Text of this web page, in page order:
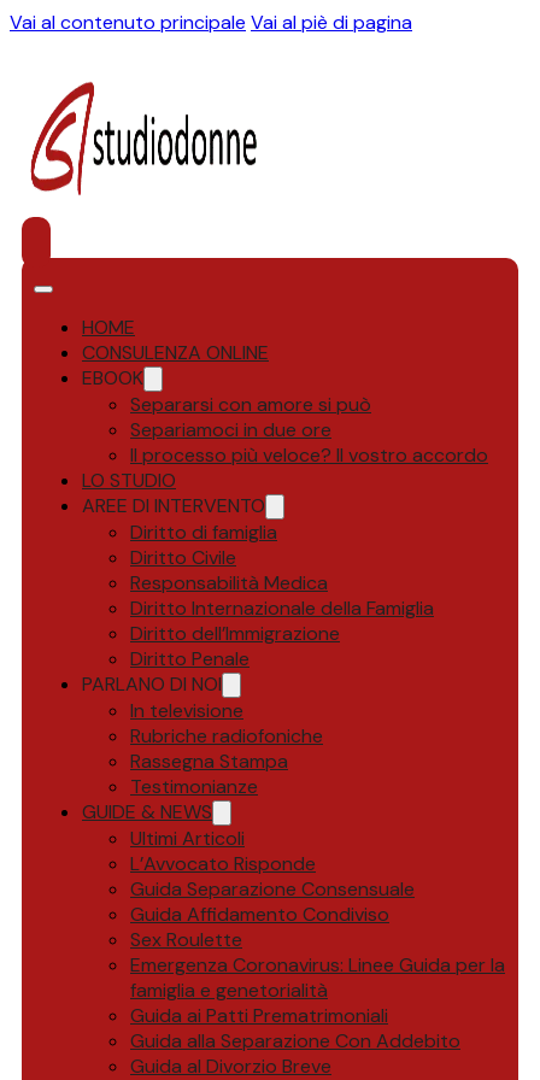
Vai al contenuto principale Vai al piè di pagina
HOME
CONSULENZA ONLINE
EBOOK
Separarsi con amore si può
Separiamoci in due ore
Il processo più veloce? Il vostro accordo
LO STUDIO
AREE DI INTERVENTO
Diritto di famiglia
Diritto Civile
Responsabilità Medica
Diritto Internazionale della Famiglia
Diritto dell’Immigrazione
Diritto Penale
PARLANO DI NOI
In televisione
Rubriche radiofoniche
Rassegna Stampa
Testimonianze
GUIDE & NEWS
Ultimi Articoli
L’Avvocato Risponde
Guida Separazione Consensuale
Guida Affidamento Condiviso
Sex Roulette
Emergenza Coronavirus: Linee Guida per la
famiglia e genetorialità
Guida ai Patti Prematrimoniali
Guida alla Separazione Con Addebito
Guida al Divorzio Breve